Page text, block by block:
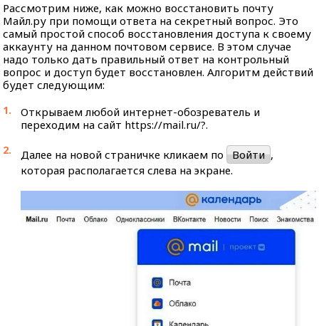
Рассмотрим ниже, как можно восстановить почту
Майл.ру при помощи ответа на секретный вопрос. Это
самый простой способ восстановления доступа к своему
аккаунту на данном почтовом сервисе. В этом случае
надо только дать правильный ответ на контрольный
вопрос и доступ будет восстановлен. Алгоритм действий
будет следующим:
Открываем любой интернет-обозреватель и
переходим на сайт https://mail.ru/?.
Далее на новой страничке кликаем по Войти ,
которая располагается слева на экране.